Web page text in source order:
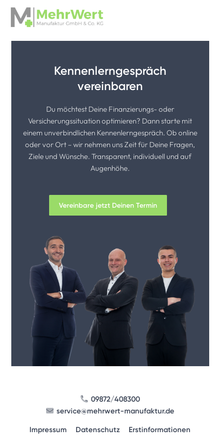
Kennenlerngespräch
vereinbaren
Du möchtest Deine Finanzierungs- oder
Versicherungssituation optimieren? Dann starte mit
einem unverbindlichen Kennenlerngespräch. Ob online
oder vor Ort – wir nehmen uns Zeit für Deine Fragen,
Ziele und Wünsche. Transparent, individuell und auf
Augenhöhe.
Vereinbare jetzt Deinen Termin
09872/408300
service@mehrwert-manufaktur.de
Impressum
Datenschutz Erstinformationen